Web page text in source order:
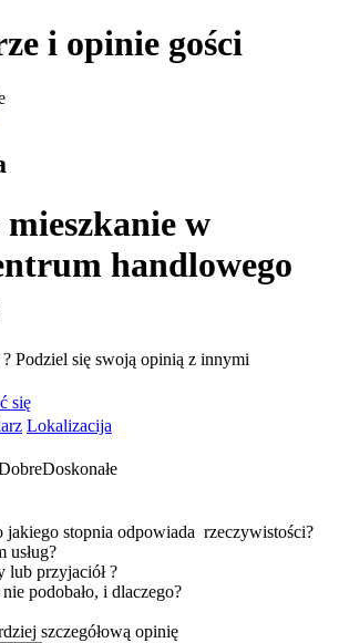
i opinie gości
w
handlowego
Podziel się swoją opinią z innymi
się
Lokalizacija
Doskonałe
jakiego stopnia odpowiada rzeczywistości?
usług?
lub przyjaciół ?
podobało, i dlaczego?
szczegółową opinię